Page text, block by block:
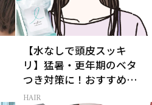
【水なしで頭皮スッキ
リ】猛暑・更年期のベタ
つき対策に！おすすめ最
新ドライシャンプー4選
HAIR